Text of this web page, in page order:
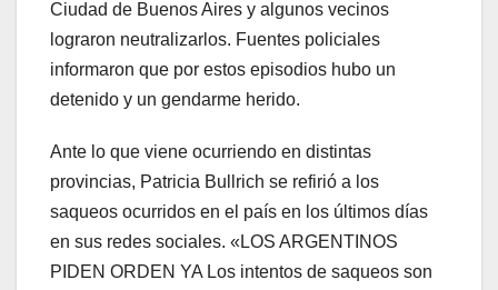
Ciudad de Buenos Aires y algunos vecinos
lograron neutralizarlos. Fuentes policiales
informaron que por estos episodios hubo un
detenido y un gendarme herido.
Ante lo que viene ocurriendo en distintas
provincias, Patricia Bullrich se refirió a los
saqueos ocurridos en el país en los últimos días
en sus redes sociales. «LOS ARGENTINOS
PIDEN ORDEN YA Los intentos de saqueos son